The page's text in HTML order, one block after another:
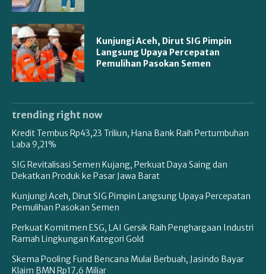
Kunjungi Aceh, Dirut SIG Pimpin
Langsung Upaya Percepatan
Pemulihan Pasokan Semen
trending right now
Kredit Tembus Rp43,23 Triliun, Hana Bank Raih Pertumbuhan
Laba 9,21%
SIG Revitalisasi Semen Kujang, Perkuat Daya Saing dan
Dekatkan Produk ke Pasar Jawa Barat
Kunjungi Aceh, Dirut SIG Pimpin Langsung Upaya Percepatan
Pemulihan Pasokan Semen
Perkuat Komitmen ESG, LAI Gersik Raih Penghargaan Industri
Ramah Lingkungan Kategori Gold
Skema Pooling Fund Bencana Mulai Berbuah, Jasindo Bayar
Klaim BMN Rp17,6 Miliar